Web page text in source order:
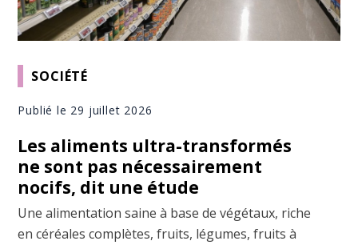
SOCIÉTÉ
Publié le 29 juillet 2026
Les aliments ultra-transformés
ne sont pas nécessairement
nocifs, dit une étude
Une alimentation saine à base de végétaux, riche
en céréales complètes, fruits, légumes, fruits à